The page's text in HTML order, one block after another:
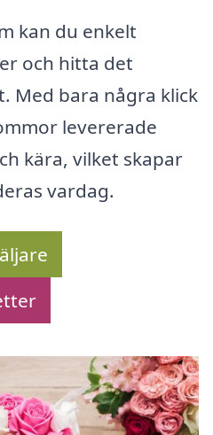
kan du enkelt
och hitta det
Med bara några klick
levererade
kära, vilket skapar
vardag.